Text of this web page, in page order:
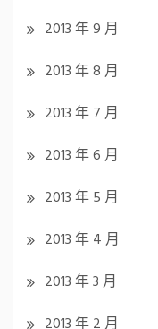
2013 年 9 月
2013 年 8 月
2013 年 7 月
2013 年 6 月
2013 年 5 月
2013 年 4 月
2013 年 3 月
2013 年 2 月